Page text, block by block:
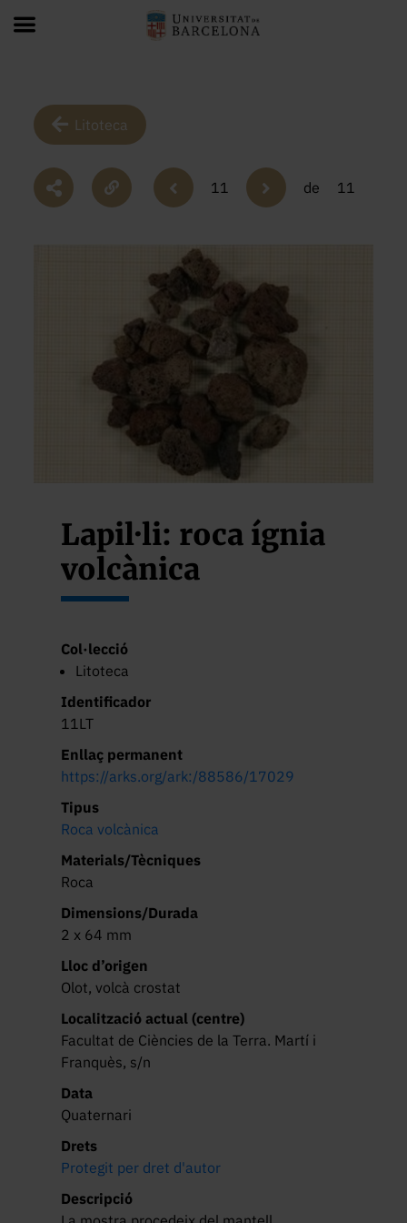
Litoteca
11 de 11
Lapil·li: roca ígnia
volcànica
Col·lecció
Litoteca
Identificador
11LT
Enllaç permanent
https://arks.org/ark:/88586/17029
Tipus
Roca volcànica
Materials/Tècniques
Roca
Dimensions/Durada
2 x 64 mm
Lloc d’origen
Olot, volcà crostat
Localització actual (centre)
Facultat de Ciències de la Terra. Martí i
Franquès, s/n
Data
Quaternari
Drets
Protegit per dret d'autor
Descripció